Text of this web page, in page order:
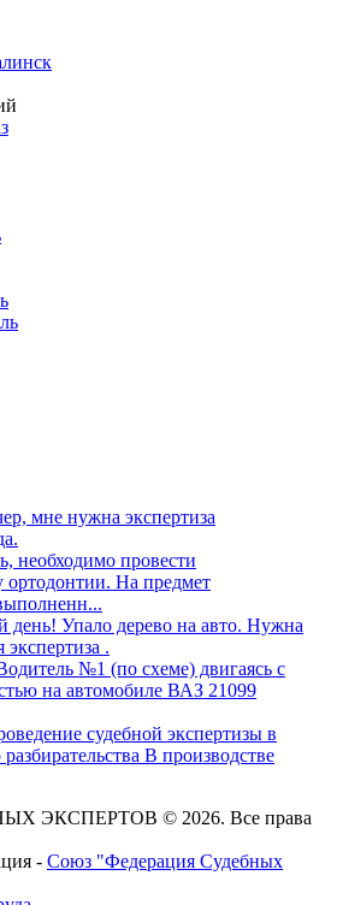
мне нужна экспертиза
необходимо провести
ортодонтии. На предмет
день! Упало дерево на авто. Нужна
экспертиза .
№1 (по схеме) двигаясь с
на автомобиле ВАЗ 21099
судебной экспертизы в
В производстве
ЭКСПЕРТОВ © 2026. Все права
- Союз "Федерация Судебных